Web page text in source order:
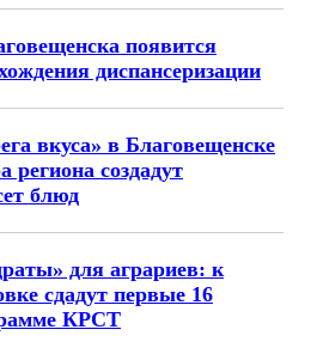
появится
диспансеризации
вкуса» в Благовещенске
создадут
блюд
для аграриев: к
сдадут первые 16
КРСТ